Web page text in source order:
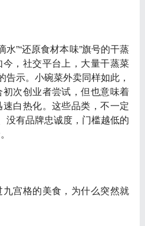
”“还原食材本味”旗号的干蒸
，社交平台上，大量干蒸菜
告示。小碗菜外卖同样如此，
次创业者尝试，但也意味着
白热化。这些品类，不一定
没有品牌忠诚度，门槛越低的
。
宫格的美食，为什么突然就